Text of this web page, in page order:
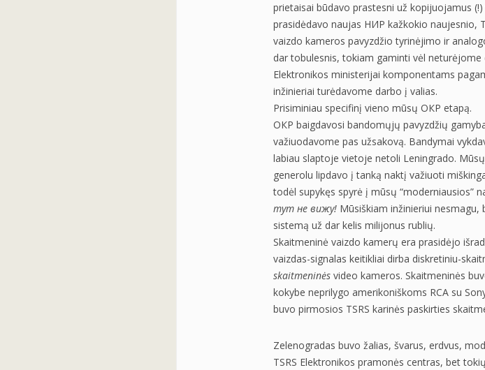
prietaisai būdavo prastesni už kopijuojamus
prasidėdavo naujas НИР kažkokio naujesnio,
vaizdo kameros pavyzdžio tyrinėjimo ir
dar tobulesnis, tokiam gaminti vėl
Elektronikos ministerijai komponentams
inžinieriai turėdavome darbo į valias.
Prisiminiau specifinį vieno mūsų ОКР etapą.
ОКР baigdavosi bandomųjų pavyzdžių
važiuodavome pas užsakovą. Bandymai
labiau slaptoje vietoje netoli Leningrado.
generolu lipdavo į tanką naktį važiuoti
todėl supykęs spyrė į mūsų “moderniausios”
тут не вижу! Mūsiškiam inžinieriui
sistemą už dar kelis milijonus rublių.
Skaitmeninė vaizdo kamerų era prasidėjo
vaizdas-signalas keitikliai dirba diskretiniu-
skaitmeninės video kameros. Skaitmeninės
kokybe neprilygo amerikoniškoms RCA su
buvo pirmosios TSRS karinės paskirties
Zelenogradas buvo žalias, švarus, erdvus,
TSRS Elektronikos pramonės centras, bet